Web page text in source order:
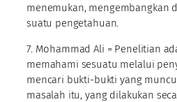
menemukan, mengembangkan
suatu pengetahuan.
7. Mohammad Ali = Penelitian
memahami sesuatu melalui
mencari bukti-bukti yang
masalah itu, yang dilakukan